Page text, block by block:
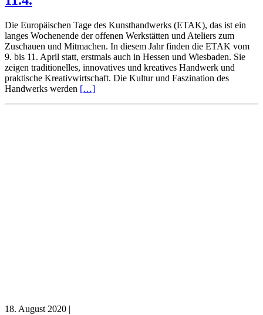
Die Europäischen Tage des Kunsthandwerks (ETAK), das ist ein
langes Wochenende der offenen Werkstätten und Ateliers zum
Zuschauen und Mitmachen. In diesem Jahr finden die ETAK vom
9. bis 11. April statt, erstmals auch in Hessen und Wiesbaden. Sie
zeigen traditionelles, innovatives und kreatives Handwerk und
praktische Kreativwirtschaft. Die Kultur und Faszination des
Handwerks werden […]
18. August 2020 |